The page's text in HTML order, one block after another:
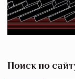
Поиск по